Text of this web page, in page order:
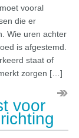
vooral
die er
Wie uren achter
is afgestemd.
staat of
zorgen […]
voor